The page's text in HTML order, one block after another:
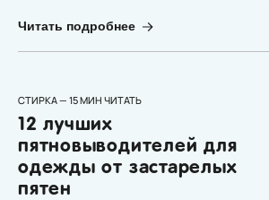
действующими советами, как избавиться
Читать подробнее
СТИРКА — 15 МИН ЧИТАТЬ
12 лучших
пятновыводителей для
одежды от застарелых
пятен